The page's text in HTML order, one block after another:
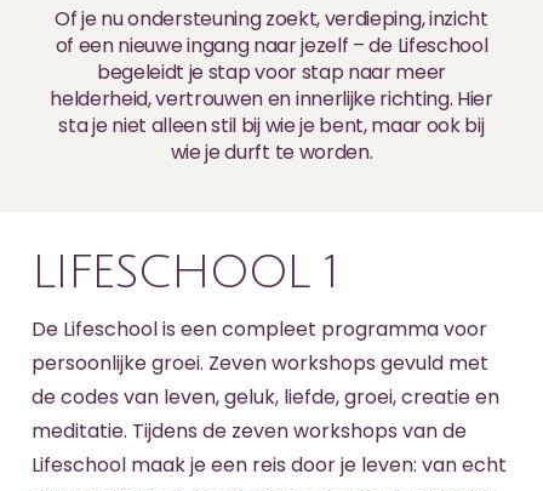
Of je nu ondersteuning zoekt, verdieping, inzicht
of een nieuwe ingang naar jezelf – de Lifeschool
begeleidt je stap voor stap naar meer
helderheid, vertrouwen en innerlijke richting. Hier
sta je niet alleen stil bij wie je bent, maar ook bij
wie je durft te worden.
LIFESCHOOL 1
De Lifeschool is een compleet programma voor
persoonlijke groei. Zeven workshops gevuld met
de codes van leven, geluk, liefde, groei, creatie en
meditatie. Tijdens de zeven workshops van de
Lifeschool maak je een reis door je leven: van echt